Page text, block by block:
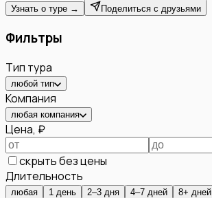
Узнать о туре → Поделиться с друзьями
Фильтры
Тип тура
любой тип
Компания
любая компания
Цена, ₽
скрыть без цены
Длительность
любая 1 день 2–3 дня 4–7 дней 8+ дней